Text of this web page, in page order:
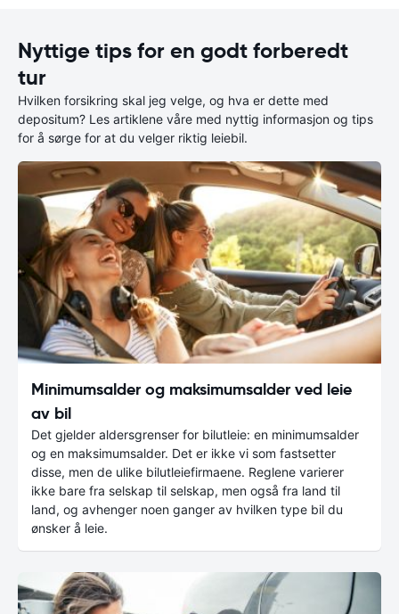
Nyttige tips for en godt forberedt
tur
Hvilken forsikring skal jeg velge, og hva er dette med
depositum? Les artiklene våre med nyttig informasjon og tips
for å sørge for at du velger riktig leiebil.
Minimumsalder og maksimumsalder ved leie
av bil
Det gjelder aldersgrenser for bilutleie: en minimumsalder
og en maksimumsalder. Det er ikke vi som fastsetter
disse, men de ulike bilutleiefirmaene. Reglene varierer
ikke bare fra selskap til selskap, men også fra land til
land, og avhenger noen ganger av hvilken type bil du
ønsker å leie.